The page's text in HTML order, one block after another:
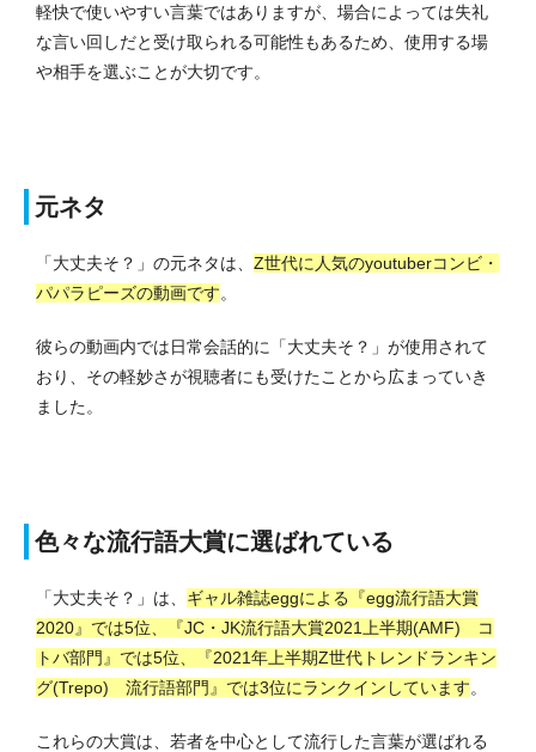
軽快で使いやすい言葉ではありますが、場合によっては失礼
な言い回しだと受け取られる可能性もあるため、使用する場
や相手を選ぶことが大切です。
元ネタ
「大丈夫そ？」の元ネタは、 Z世代に人気のyoutuberコンビ・
パパラピーズの動画です。
彼らの動画内では日常会話的に「大丈夫そ？」が使用されて
おり、その軽妙さが視聴者にも受けたことから広まっていき
ました。
色々な流行語大賞に選ばれている
「大丈夫そ？」は、 ギャル雑誌eggによる『egg流行語大賞
2020』では5位、『JC・JK流行語大賞2021上半期(AMF) コ
トバ部門』では5位、『2021年上半期Z世代トレンドランキン
グ(Trepo) 流行語部門』では3位にランクインしています。
これらの大賞は、若者を中心として流行した言葉が選ばれる